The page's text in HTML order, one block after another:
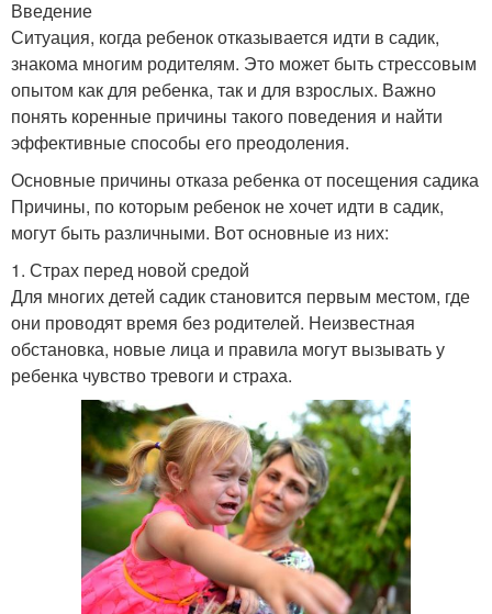
Введение
Ситуация, когда ребенок отказывается идти в садик,
знакома многим родителям. Это может быть стрессовым
опытом как для ребенка, так и для взрослых. Важно
понять коренные причины такого поведения и найти
эффективные способы его преодоления.
Основные причины отказа ребенка от посещения садика
Причины, по которым ребенок не хочет идти в садик,
могут быть различными. Вот основные из них:
1. Страх перед новой средой
Для многих детей садик становится первым местом, где
они проводят время без родителей. Неизвестная
обстановка, новые лица и правила могут вызывать у
ребенка чувство тревоги и страха.